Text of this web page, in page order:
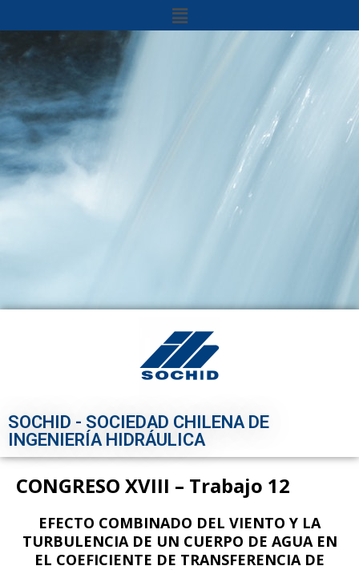
SOCHID - SOCIEDAD CHILENA DE
INGENIERÍA HIDRÁULICA
CONGRESO XVIII – Trabajo 12
EFECTO COMBINADO DEL VIENTO Y LA
TURBULENCIA DE UN CUERPO DE AGUA EN
EL COEFICIENTE DE TRANSFERENCIA DE